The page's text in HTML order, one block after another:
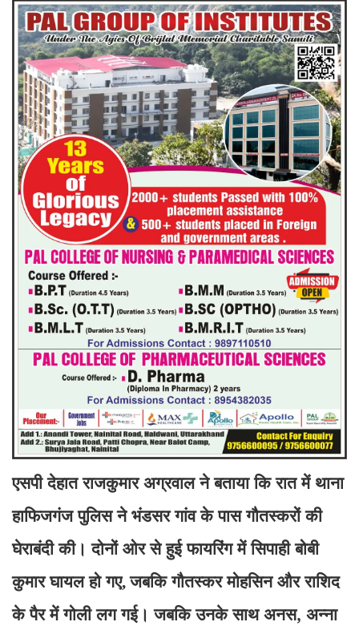
एसपी देहात राजकुमार अग्रवाल ने बताया कि रात में थाना
हाफिजगंज पुलिस ने भंडसर गांव के पास गौतस्करों की
घेराबंदी की। दोनों ओर से हुई फायरिंग में सिपाहीबोबी
कुमार घायल हो गए,जबकि गौतस्कर मोहसिन और राशिद
के पैर में गोली लग गई। जबकि उनके साथ अनस, अन्ना